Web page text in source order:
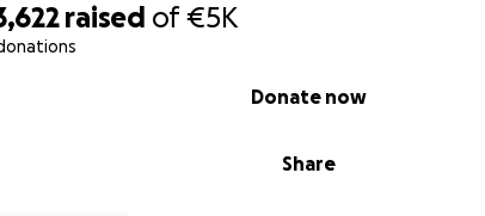
raised of€5K
donations
Share
Donate now